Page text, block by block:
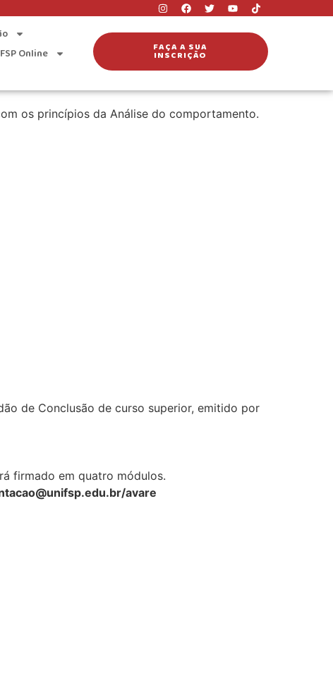
Online
FAÇA A SUA
INSCRIÇÃO
os princípios da Análise do comportamento.
de Conclusão de curso superior, emitido por
firmado em quatro módulos.
avare